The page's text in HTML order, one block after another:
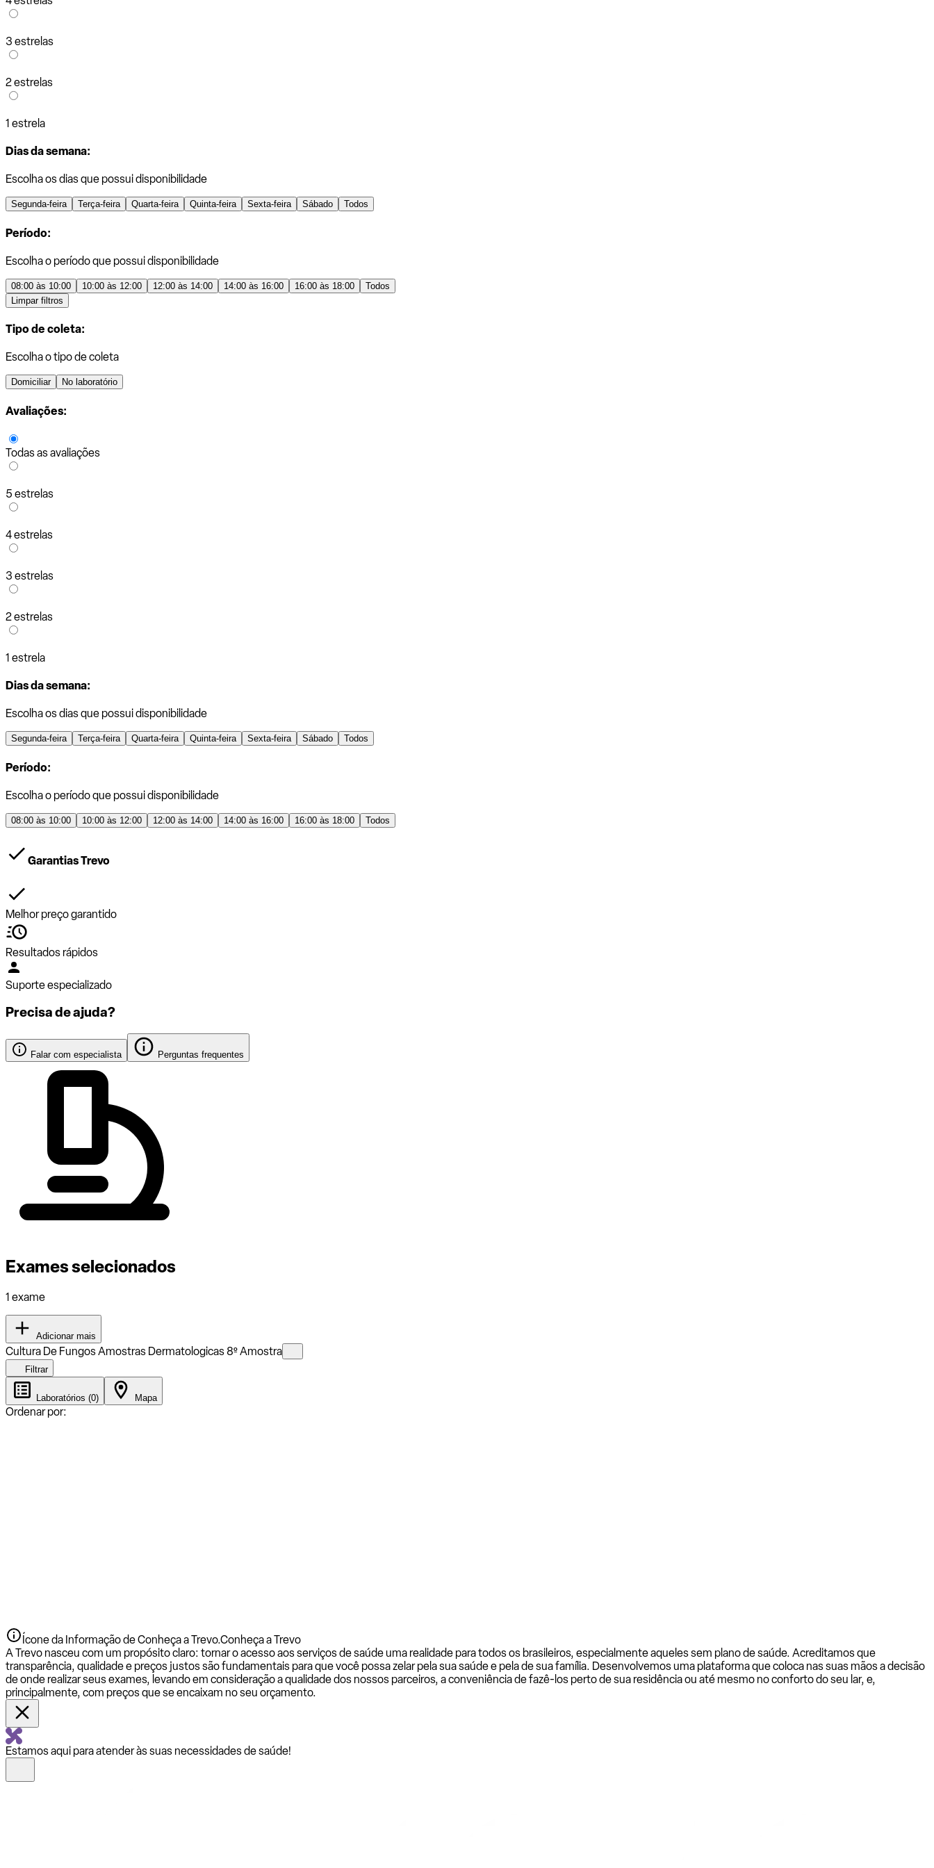
3 estrelas
2 estrelas
1 estrela
Dias da semana:
Escolha os dias que possui disponibilidade
Segunda-feira Terça-feira Quarta-feira Quinta-feira Sexta-feira Sábado Todos
Período:
Escolha o período que possui disponibilidade
08:00 às 10:00 10:00 às 12:00 12:00 às 14:00 14:00 às 16:00 16:00 às 18:00
Todos
Limpar filtros
Tipo de coleta:
Escolha o tipo de coleta
Domiciliar No laboratório
Avaliações:
Todas as avaliações
5 estrelas
4 estrelas
3 estrelas
2 estrelas
1 estrela
Dias da semana:
Escolha os dias que possui disponibilidade
Segunda-feira Terça-feira Quarta-feira Quinta-feira Sexta-feira Sábado Todos
Período:
Escolha o período que possui disponibilidade
08:00 às 10:00 10:00 às 12:00 12:00 às 14:00 14:00 às 16:00 16:00 às 18:00 Todos
Garantias Trevo
Melhor preço garantido
Resultados rápidos
Suporte especializado
Precisa de ajuda?
Falar com especialista Perguntas frequentes
Exames selecionados
1 exame
Adicionar mais
Cultura De Fungos Amostras Dermatologicas 8º Amostra
Filtrar
Laboratórios (0) Mapa
Ordenar por:
Ícone da Informação de Conheça a Trevo.Conheça a Trevo
A Trevo nasceu com um propósito claro: tornar o acesso aos serviços de saúde uma realidade para todos os brasileiros, especialmente aqueles sem plano de saúde. Acreditamos que
transparência, qualidade e preços justos são fundamentais para que você possa zelar pela sua saúde e pela de sua família. Desenvolvemos uma plataforma que coloca nas suas mãos a decisão
de onde realizar seus exames, levando em consideração a qualidade dos nossos parceiros, a conveniência de fazê-los perto de sua residência ou até mesmo no conforto do seu lar, e,
principalmente, com preços que se encaixam no seu orçamento.
Estamos aqui para atender às suas necessidades de saúde!